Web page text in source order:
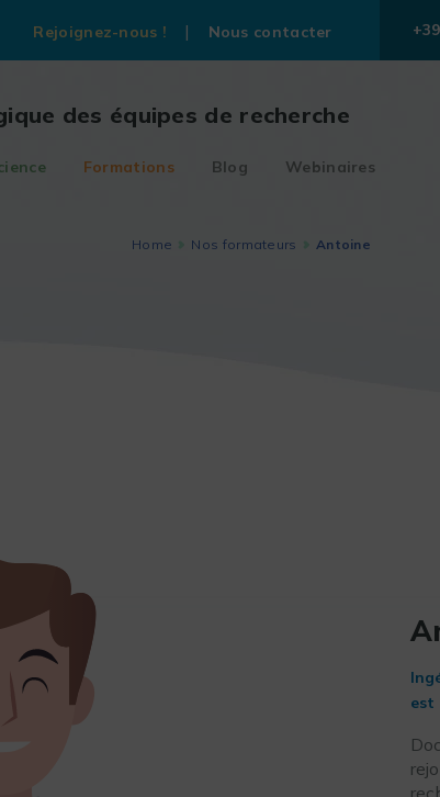
Rejoignez-nous ! Nous contacter
des équipes de recherche
Formations Blog Webinaires
Home Nos formateurs Antoine
est